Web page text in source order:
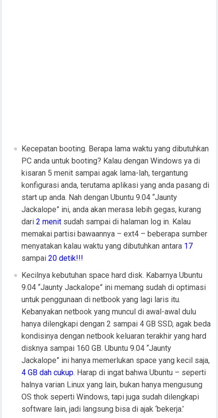
Kecepatan booting. Berapa lama waktu yang dibutuhkan
PC anda untuk booting? Kalau dengan Windows ya di
kisaran 5 menit sampai agak lama-lah, tergantung
konfigurasi anda, terutama aplikasi yang anda pasang di
start up anda. Nah dengan Ubuntu 9.04 “Jaunty
Jackalope” ini, anda akan merasa lebih gegas, kurang
dari2 menit sudah sampai di halaman log in. Kalau
memakai partisi bawaannya – ext4 – beberapa sumber
menyatakan kalau waktu yang dibutuhkan antara 17
sampai20 detik!!!
Kecilnya kebutuhan space hard disk. Kabarnya Ubuntu
9.04 “Jaunty Jackalope” ini memang sudah di optimasi
untuk penggunaan di netbook yang lagi laris itu.
Kebanyakan netbook yang muncul di awal-awal dulu
hanya dilengkapi dengan 2 sampai 4 GB SSD, agak beda
kondisinya dengan netbook keluaran terakhir yang hard
disknya sampai 160 GB. Ubuntu 9.04 “Jaunty
Jackalope” ini hanya memerlukan space yang kecil saja,
4 GB dah cukup. Harap di ingat bahwa Ubuntu – seperti
halnya varian Linux yang lain, bukan hanya mengusung
OS thok seperti Windows, tapi juga sudah dilengkapi
software lain, jadi langsung bisa di ajak ‘bekerja.’